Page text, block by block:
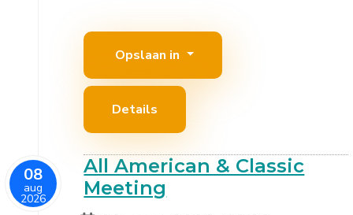
Opslaan in
Details
08
aug
2026
All American & Classic
Meeting